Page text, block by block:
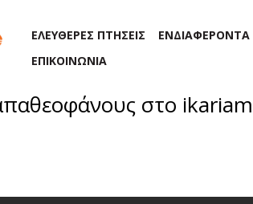
ΕΛΕΥΘΕΡΕΣ ΠΤΗΣΕΙΣ ΕΝΔΙΑΦΕΡΟΝΤΑ
ΕΠΙΚΟΙΝΩΝΙΑ
στο